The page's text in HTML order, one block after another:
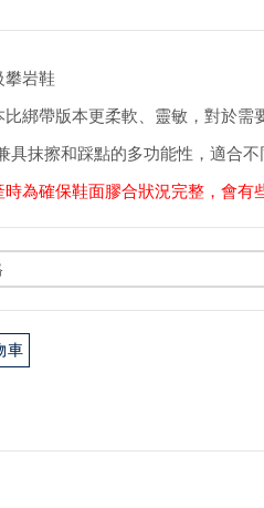
攀岩鞋
比綁帶版本更柔軟、靈敏，對於需
具抹擦和踩點的多功能性，適合
時為確保鞋面膠合狀況完整，會
車